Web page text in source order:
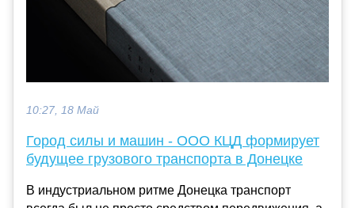
10:27, 18 Май
Город силы и машин - ООО КЦД формирует
будущее грузового транспорта в Донецке
В индустриальном ритме Донецка транспорт